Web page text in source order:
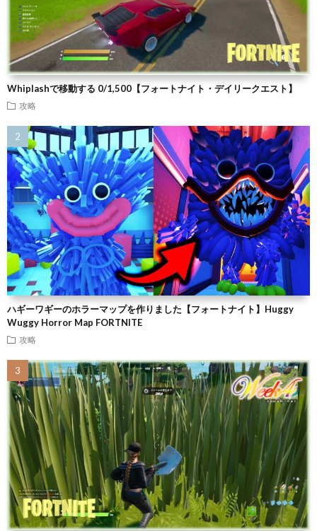
Whiplashで移動する 0/1,500【フォートナイト・デイリークエスト】
攻略
ハギーワギーのホラーマップを作りました【フォートナイト】Huggy
Wuggy Horror Map FORTNITE
攻略